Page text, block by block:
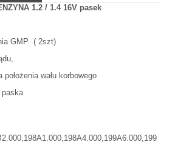
1.2 / 1.4 16V pasek
GMP ( 2szt)
wału korbowego
paska